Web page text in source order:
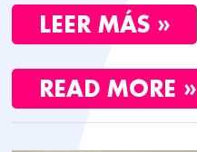
LEER MÁS »
READ MORE »